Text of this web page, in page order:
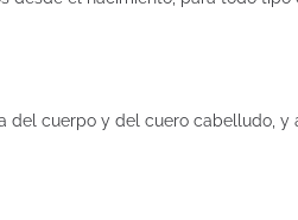
del cuerpo y del cuero cabelludo, y